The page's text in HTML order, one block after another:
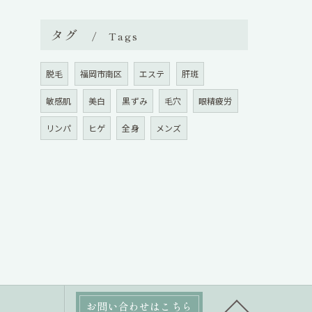
タグ Tags
脱毛 福岡市南区 エステ 肝斑
敏感肌 美白 黒ずみ 毛穴 眼精疲労
リンパ ヒゲ 全身 メンズ
お問い合わせはこちら